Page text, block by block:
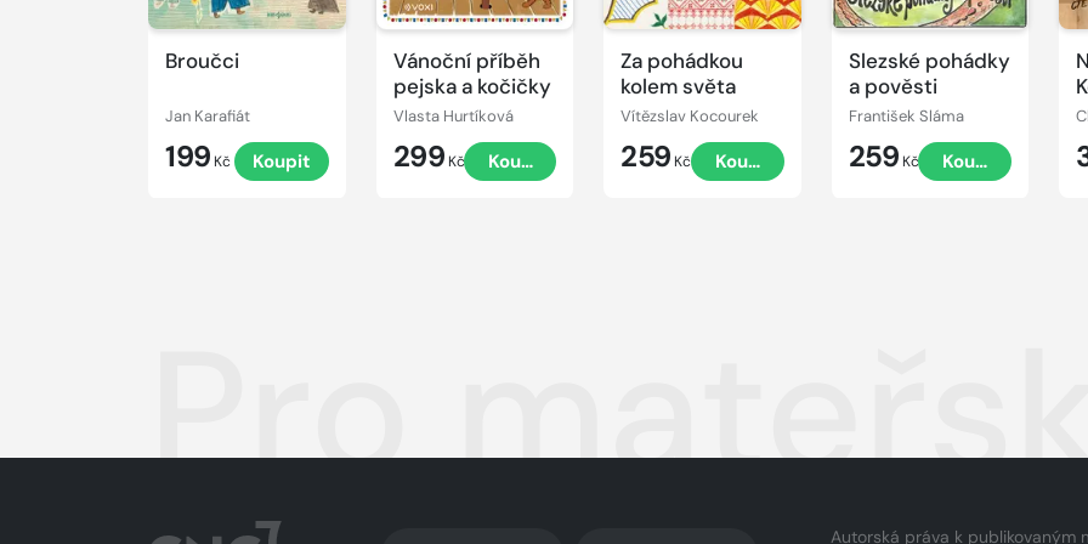
Broučci
Jan Karafiát
199 Kč Koupit
Vánoční příběh
pejska a kočičky
Vlasta Hurtíková
299 Kč Koupit
Za pohádkou
kolem světa
Vítězslav Kocourek
259 Kč Koupit
Slezské pohádky
a pověsti
František Sláma
259 Kč Koupit
Pro
Autorská práva k publikovaným